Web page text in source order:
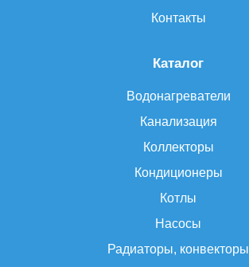
Каталог
Водонагреватели
Канализация
Коллекторы
Кондиционеры
Котлы
Насосы
Радиаторы, конвекторы
Контакты